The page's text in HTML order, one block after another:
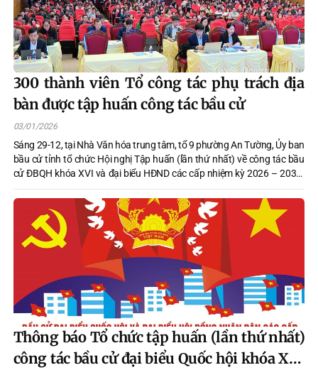
300 thành viên Tổ công tác phụ trách địa
bàn được tập huấn công tác bầu cử
03/01/2026
Sáng 29-12, tại Nhà Văn hóa trung tâm, tổ 9 phường An Tường, Ủy ban
bầu cử tỉnh tổ chức Hội nghị Tập huấn (lần thứ nhất) về công tác bầu
cử ĐBQH khóa XVI và đại biểu HĐND các cấp nhiệm kỳ 2026 – 2031.
Tham dự Hội nghị có trên 300 đại biểu là thành viên Tổ công tác phụ
trách địa bàn của Ủy ban bầu cử tỉnh và 51 xã thuộc khu vực Tuyên
Quang trước sáp nhập.
Thông báo Tổ chức tập huấn (lần thứ nhất)
công tác bầu cử đại biểu Quốc hội khóa XVI